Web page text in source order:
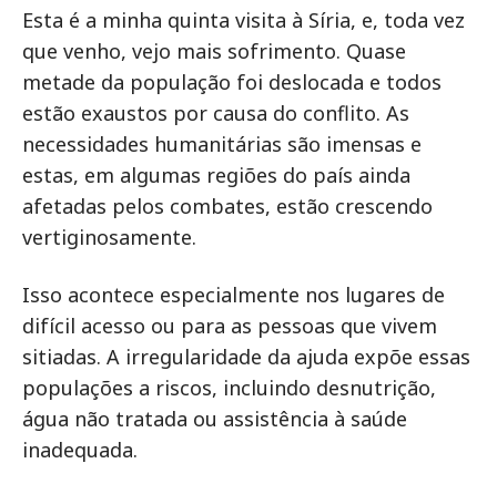
Esta é a minha quinta visita à Síria, e, toda vez
que venho, vejo mais sofrimento. Quase
metade da população foi deslocada e todos
estão exaustos por causa do conflito. As
necessidades humanitárias são imensas e
estas, em algumas regiões do país ainda
afetadas pelos combates, estão crescendo
vertiginosamente.
Isso acontece especialmente nos lugares de
difícil acesso ou para as pessoas que vivem
sitiadas. A irregularidade da ajuda expõe essas
populações a riscos, incluindo desnutrição,
água não tratada ou assistência à saúde
inadequada.